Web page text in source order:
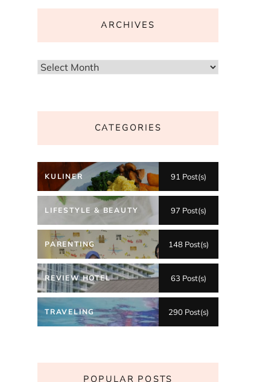
ARCHIVES
Archives
CATEGORIES
KULINER 91 Post(s)
LIFESTYLE & BEAUTY 97 Post(s)
PARENTING 148 Post(s)
REVIEW HOTEL 63 Post(s)
TRAVELING 290 Post(s)
POPULAR POSTS